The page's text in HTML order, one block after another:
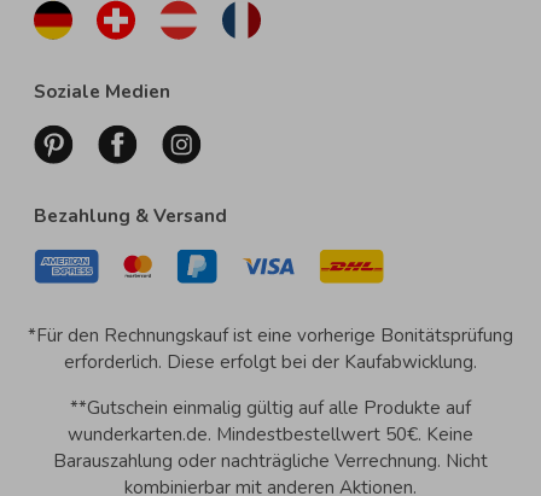
Soziale Medien
Bezahlung & Versand
*Für den Rechnungskauf ist eine vorherige Bonitätsprüfung
erforderlich. Diese erfolgt bei der Kaufabwicklung.
**Gutschein einmalig gültig auf alle Produkte auf
wunderkarten.de. Mindestbestellwert 50€. Keine
Barauszahlung oder nachträgliche Verrechnung. Nicht
kombinierbar mit anderen Aktionen.